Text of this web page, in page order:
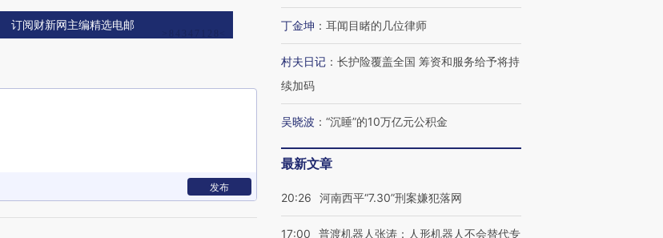
订阅财新网主编精选电邮
发布
丁金坤 ： 耳闻目睹的几位律师
村夫日记 ： 长护险覆盖全国 筹资和服务给予将持
续加码
吴晓波 ： “沉睡”的10万亿元公积金
最新文章
20:26 河南西平“7.30”刑案嫌犯落网
17:00
普渡机器人张涛：人形机器人不会替代专